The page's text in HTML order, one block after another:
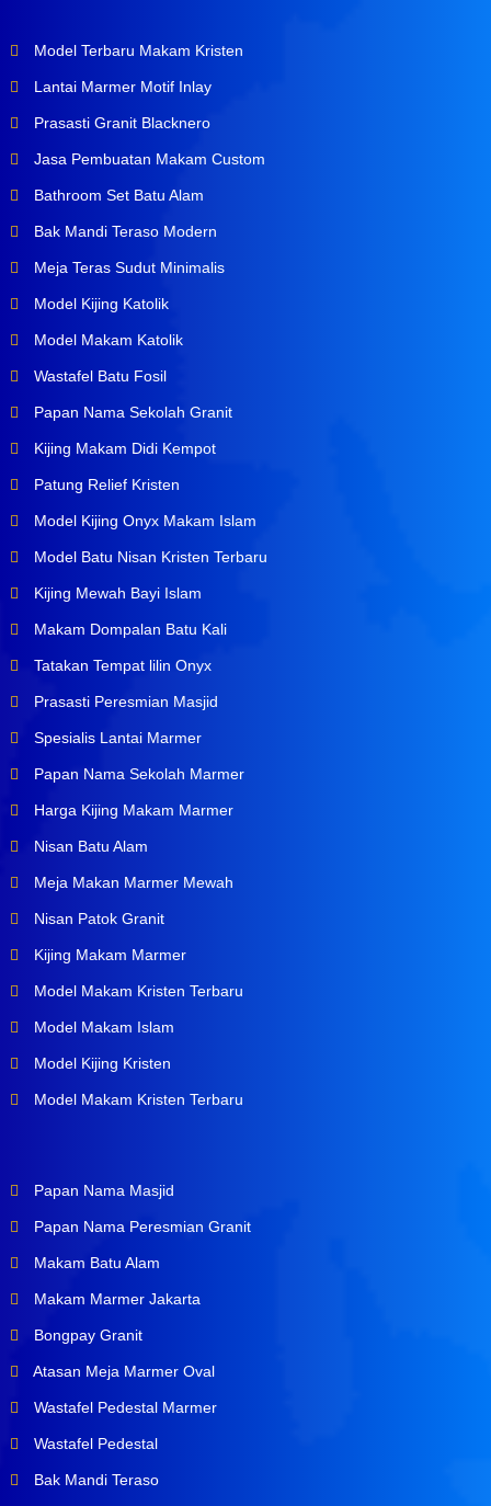
Model Terbaru Makam Kristen
Lantai Marmer Motif Inlay
Prasasti Granit Blacknero
Jasa Pembuatan Makam Custom
Bathroom Set Batu Alam
Bak Mandi Teraso Modern
Meja Teras Sudut Minimalis
Model Kijing Katolik
Model Makam Katolik
Wastafel Batu Fosil
Papan Nama Sekolah Granit
Kijing Makam Didi Kempot
Patung Relief Kristen
Model Kijing Onyx Makam Islam
Model Batu Nisan Kristen Terbaru
Kijing Mewah Bayi Islam
Makam Dompalan Batu Kali
Tatakan Tempat lilin Onyx
Prasasti Peresmian Masjid
Spesialis Lantai Marmer
Papan Nama Sekolah Marmer
Harga Kijing Makam Marmer
Nisan Batu Alam
Meja Makan Marmer Mewah
Nisan Patok Granit
Kijing Makam Marmer
Model Makam Kristen Terbaru
Model Makam Islam
Model Kijing Kristen
Model Makam Kristen Terbaru
Papan Nama Masjid
Papan Nama Peresmian Granit
Makam Batu Alam
Makam Marmer Jakarta
Bongpay Granit
Atasan Meja Marmer Oval
Wastafel Pedestal Marmer
Wastafel Pedestal
Bak Mandi Teraso